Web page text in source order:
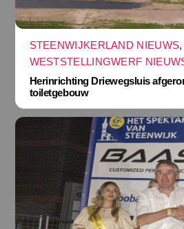
STEENWIJKERLAND NIEUWS,
WESTSTELLINGWERF
Herinrichting Driewegsluis
toiletgebouw